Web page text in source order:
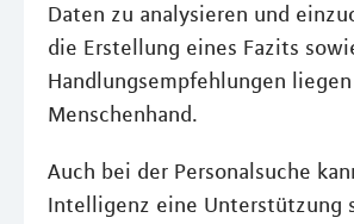
Daten zu analysieren und
die Erstellung eines Fazits
Handlungsempfehlungen
Menschenhand.
Auch bei der Personalsuche
Intelligenz eine Unterstützung